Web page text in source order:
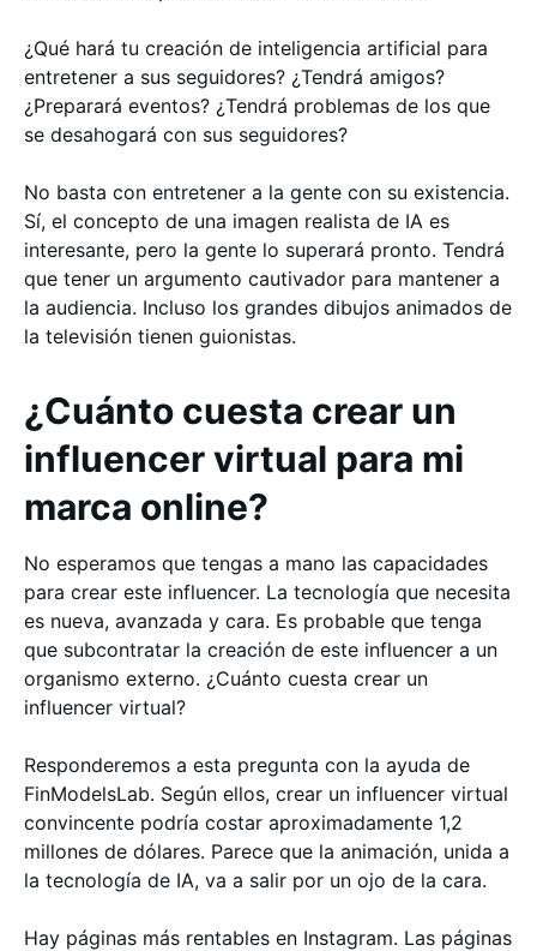
¿Qué hará tu creación de inteligencia artificial para
entretener a sus seguidores? ¿Tendrá amigos?
¿Preparará eventos? ¿Tendrá problemas de los que
se desahogará con sus seguidores?
No basta con entretener a la gente con su existencia.
Sí, el concepto de una imagen realista de IA es
interesante, pero la gente lo superará pronto. Tendrá
que tener un argumento cautivador para mantener a
la audiencia. Incluso los grandes dibujos animados de
la televisión tienen guionistas.
¿Cuánto cuesta crear un
influencer virtual para mi
marca online?
No esperamos que tengas a mano las capacidades
para crear este influencer. La tecnología que necesita
es nueva, avanzada y cara. Es probable que tenga
que subcontratar la creación de este influencer a un
organismo externo. ¿Cuánto cuesta crear un
influencer virtual?
Responderemos a esta pregunta con la ayuda de
FinModelsLab. Según ellos, crear un influencer virtual
convincente podría costar aproximadamente 1,2
millones de dólares. Parece que la animación, unida a
la tecnología de IA, va a salir por un ojo de la cara.
Hay páginas más rentables en Instagram. Las páginas